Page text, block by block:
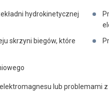
hydrokinetycznej
skrzyni biegów, które
lub problemami